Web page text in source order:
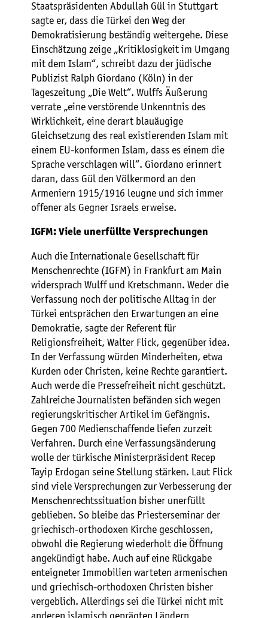
Staatspräsidenten Abdullah Gül in Stuttgart
sagte er, dass die Türkei den Weg der
Demokratisierung beständig weitergehe. Diese
Einschätzung zeige „Kritiklosigkeit im Umgang
mit dem Islam“, schreibt dazu der jüdische
Publizist Ralph Giordano (Köln) in der
Tageszeitung „Die Welt“. Wulffs Äußerung
verrate „eine verstörende Unkenntnis des
Wirklichkeit, eine derart blauäugige
Gleichsetzung des real existierenden Islam mit
einem EU-konformen Islam, dass es einem die
Sprache verschlagen will“. Giordano erinnert
daran, dass Gül den Völkermord an den
Armeniern 1915/1916 leugne und sich immer
offener als Gegner Israels erweise.
IGFM: Viele unerfüllte Versprechungen
Auch die Internationale Gesellschaft für
Menschenrechte (IGFM) in Frankfurt am Main
widersprach Wulff und Kretschmann. Weder die
Verfassung noch der politische Alltag in der
Türkei entsprächen den Erwartungen an eine
Demokratie, sagte der Referent für
Religionsfreiheit, Walter Flick, gegenüber idea.
In der Verfassung würden Minderheiten, etwa
Kurden oder Christen, keine Rechte garantiert.
Auch werde die Pressefreiheit nicht geschützt.
Zahlreiche Journalisten befänden sich wegen
regierungskritischer Artikel im Gefängnis.
Gegen 700 Medienschaffende liefen zurzeit
Verfahren. Durch eine Verfassungsänderung
wolle der türkische Ministerpräsident Recep
Tayip Erdogan seine Stellung stärken. Laut Flick
sind viele Versprechungen zur Verbesserung der
Menschenrechtssituation bisher unerfüllt
geblieben. So bleibe das Priesterseminar der
griechisch-orthodoxen Kirche geschlossen,
obwohl die Regierung wiederholt die Öffnung
angekündigt habe. Auch auf eine Rückgabe
enteigneter Immobilien warteten armenischen
und griechisch-orthodoxen Christen bisher
vergeblich. Allerdings sei die Türkei nicht mit